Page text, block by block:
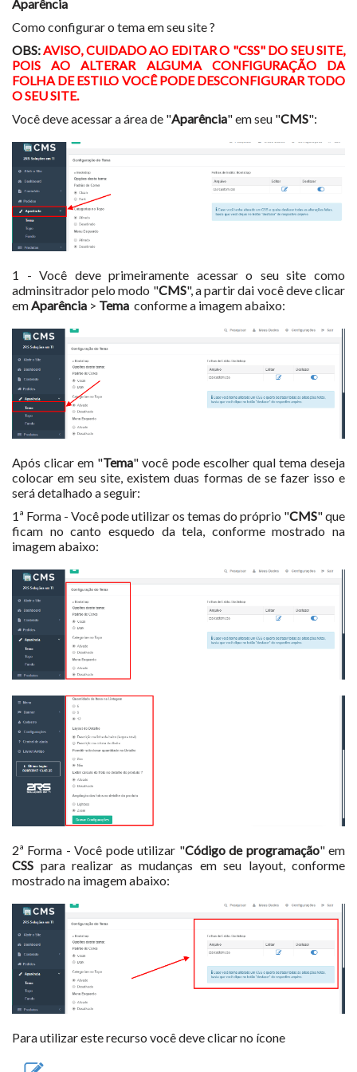
Aparência
Como configurar o tema em seu site ?
OBS:AVISO, CUIDADO AO EDITAR O "CSS" DO SEU SITE,
POIS AO ALTERAR ALGUMA CONFIGURAÇÃO DA
FOLHA DE ESTILO VOCÊ PODE DESCONFIGURAR TODO
O SEU SITE.
Você deve acessar a área de "Aparência" em seu "CMS":
1 - Você deve primeiramente acessar o seu site como
adminsitrador pelo modo "CMS", a partir dai você deve clicar
emAparência > Tema conforme a imagem abaixo:
Após clicar em "Tema" você pode escolher qual tema deseja
colocar em seu site, existem duas formas de se fazer isso e
será detalhado a seguir:
1ª Forma - Você pode utilizar os temas do próprio "CMS" que
ficam no canto esquedo da tela, conforme mostrado na
imagem abaixo:
2ª Forma -Você pode utilizar "Código de programação" em
CSS para realizar as mudanças em seu layout, conforme
mostrado na imagem abaixo:
Para utilizar este recurso você deve clicar no ícone